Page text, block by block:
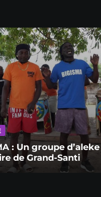
: Un groupe d’aleke
de Grand-Santi